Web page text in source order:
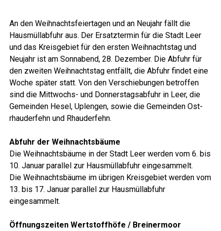
An den Weih­nachts­fei­er­ta­gen und an Neu­jahr fällt die
Haus­müll­ab­fuhr aus. Der Ersatz­ter­min für die Stadt Leer
und das Kreis­ge­biet für den ers­ten Weih­nachts­tag und
Neu­jahr ist am Sonn­abend, 28. Dezem­ber. Die Abfuhr für
den zwei­ten Weih­nachts­tag ent­fällt, die Abfuhr fin­det eine
Woche spä­ter statt. Von den Ver­schie­bun­gen betrof­fen
sind die Mitt­wochs- und Don­ners­tags­ab­fuhr in Leer, die
Gemein­den Hesel, Uple­n­gen, sowie die Gemein­den Ost­
rhau­der­fehn und Rhauderfehn.
Abfuhr der Weihnachtsbäume
Die Weih­nachts­bäu­me in der Stadt Leer wer­den vom 6. bis
10. Janu­ar par­al­lel zur Haus­müll­ab­fuhr eingesammelt.
Die Weih­nachts­bäu­me im übri­gen Kreis­ge­biet wer­den vom
13. bis 17. Janu­ar par­al­lel zur Haus­müll­ab­fuhr
eingesammelt.
Öff­nungs­zei­ten Wert­stoff­hö­fe / Breinermoor